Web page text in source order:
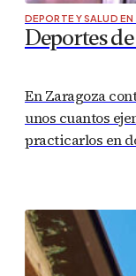
DEPORTE Y SALUD
Deportes
En Zaragoza
unos cuantos
practicarlos en